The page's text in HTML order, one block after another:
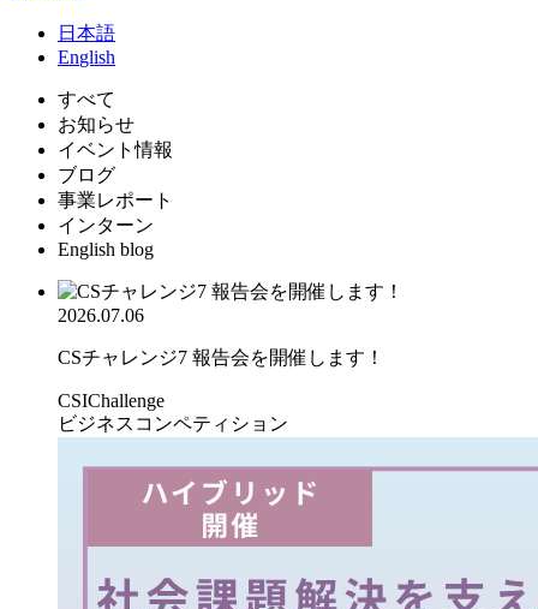
日 本語
English
すべて
お知らせ
イベント情報
ブログ
事業レポート
インターン
English blog
2026.07.06
CSチャレンジ7 報告会を開催します！
CSIChallenge
ビジネスコンペティション